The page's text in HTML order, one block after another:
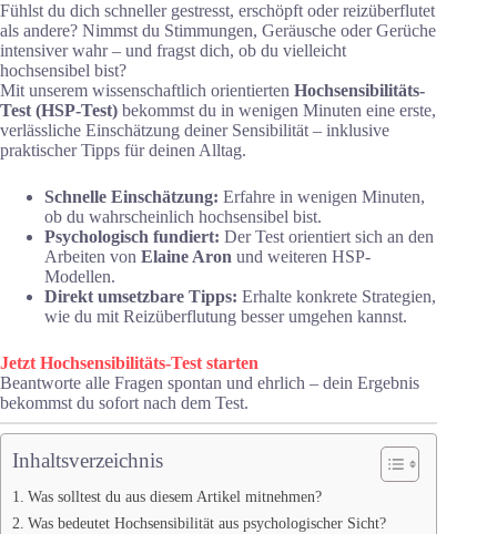
Fühlst du dich schneller gestresst, erschöpft oder reizüberflutet
als andere? Nimmst du Stimmungen, Geräusche oder Gerüche
intensiver wahr – und fragst dich, ob du vielleicht
hochsensibel bist?
Mit unserem wissenschaftlich orientierten Hochsensibilitäts-
Test (HSP-Test) bekommst du in wenigen Minuten eine erste,
verlässliche Einschätzung deiner Sensibilität – inklusive
praktischer Tipps für deinen Alltag.
Schnelle Einschätzung: Erfahre in wenigen Minuten,
ob du wahrscheinlich hochsensibel bist.
Psychologisch fundiert: Der Test orientiert sich an den
Arbeiten von Elaine Aron und weiteren HSP-
Modellen.
Direkt umsetzbare Tipps: Erhalte konkrete Strategien,
wie du mit Reizüberflutung besser umgehen kannst.
Jetzt Hochsensibilitäts-Test starten
Beantworte alle Fragen spontan und ehrlich – dein Ergebnis
bekommst du sofort nach dem Test.
Inhaltsverzeichnis
Was solltest du aus diesem Artikel mitnehmen?
Was bedeutet Hochsensibilität aus psychologischer Sicht?